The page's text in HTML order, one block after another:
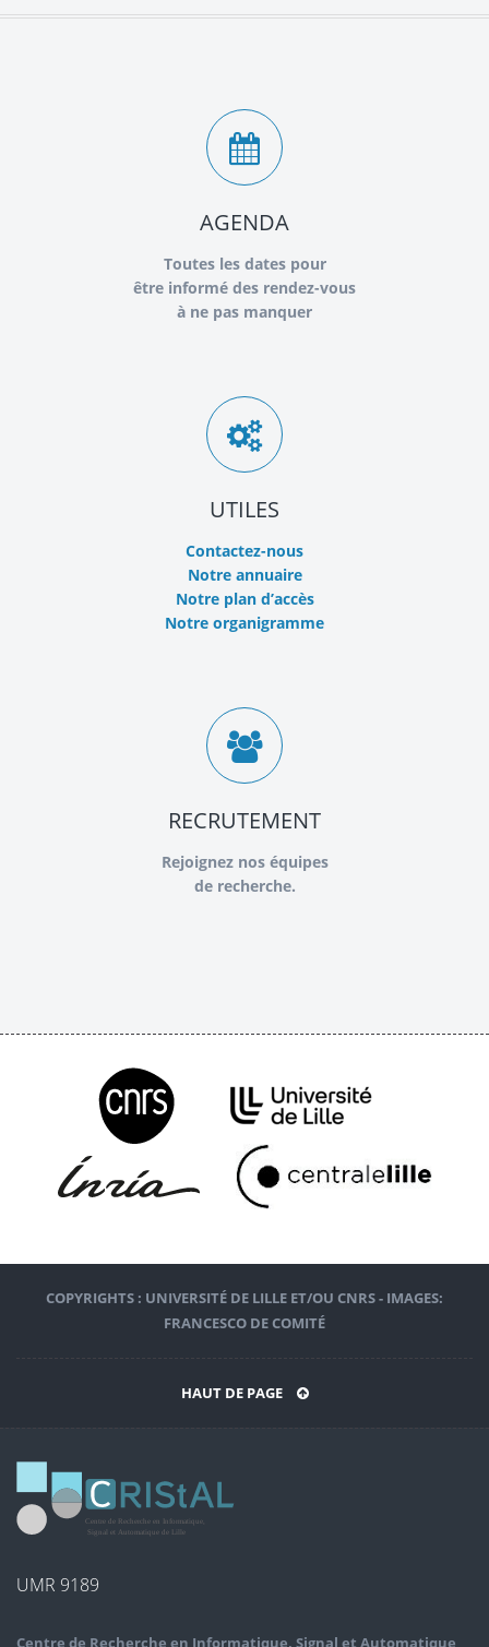
AGENDA
Toutes les dates pour
être informé des rendez-vous
à ne pas manquer
UTILES
Contactez-nous
Notre annuaire
Notre plan d’accès
Notre organigramme
RECRUTEMENT
Rejoignez nos équipes
de recherche.
COPYRIGHTS : UNIVERSITÉ DE LILLE ET/OU CNRS - IMAGES:
FRANCESCO DE COMITÉ
HAUT DE PAGE
UMR 9189
Centre de Recherche en Informatique, Signal et Automatique